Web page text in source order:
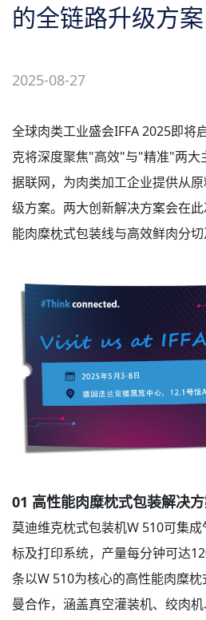
的全链路升级方案
2025-08-27
全球肉类工业盛会IFFA 2025即将
克将深度聚焦"高效"与"精准"两大
据联网，为肉类加工企业提供从
级方案。两大创新解决方案会在
能肉糜枕式包装线与高效鲜肉分切
01 高性能肉糜枕式包装解决
莫迪维克枕式包装机W 510可集
标及打印系统，产量每分钟可达
条以W 510为核心的高性能肉糜
曼合作，涵盖真空灌装机、绞肉